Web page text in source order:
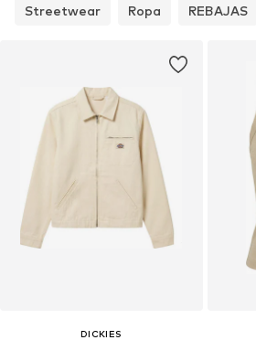
Streetwear Ropa REBAJAS
DICKIES